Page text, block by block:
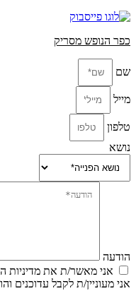
כפר הנופש מסריק
שם
מייל
טלפון
נושא
הודעה
אני מאשר/ת את מדיניות
אני מעוניין/ת לקבל עדוכנים